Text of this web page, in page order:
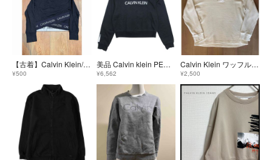
【古着】Calvin Klein/レディース/長袖トレーナー/S
¥500
美品 Calvin klein PERFORMANCE カルバンクライン クロップド スウェット ロゴ リフレクタープリント 裏毛 トレーナー S 黒 ブラック レディース 古着 中古 USED
¥6,562
Calvin Klein ワッフル生地 スウェット
¥2,500